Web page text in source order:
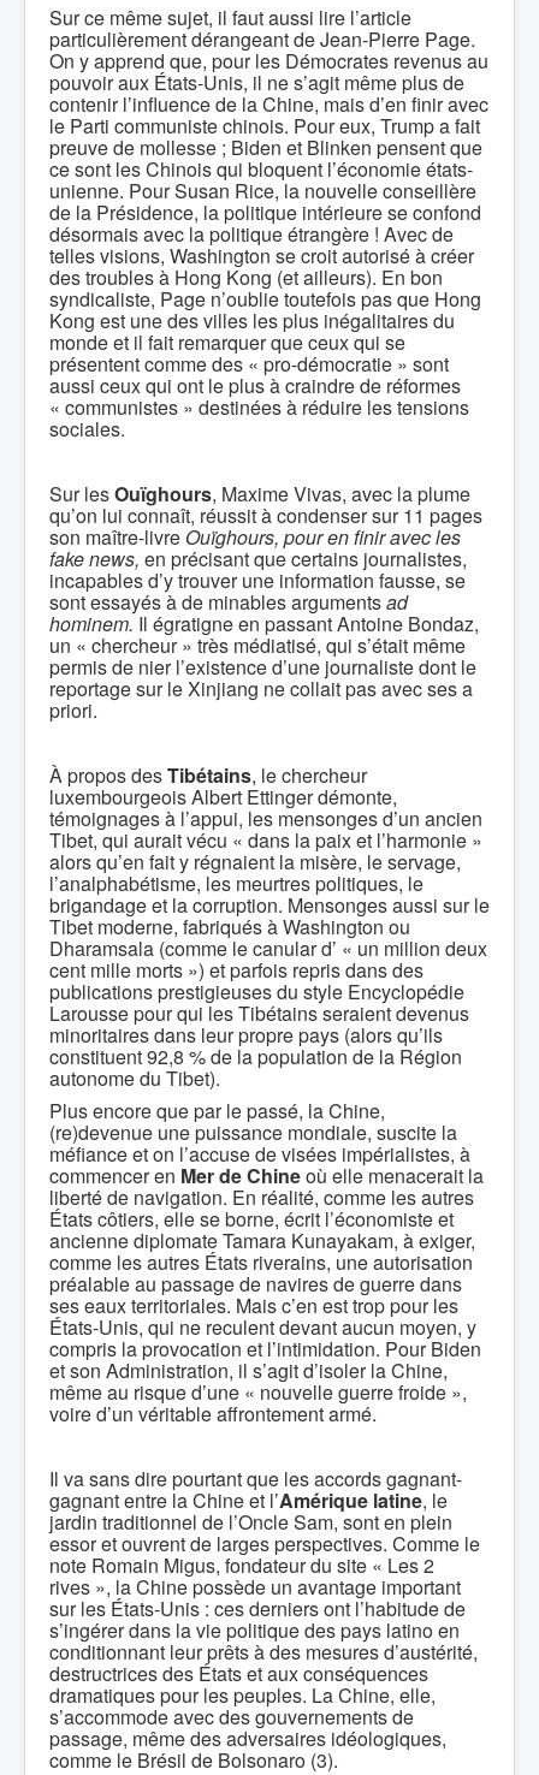
Sur ce même sujet, il faut aussi lire l’article
particulièrement dérangeant de Jean-Pierre Page.
On y apprend que, pour les Démocrates revenus au
pouvoir aux États-Unis, il ne s’agit même plus de
contenir l’influence de la Chine, mais d’en finir avec
le Parti communiste chinois. Pour eux, Trump a fait
preuve de mollesse ; Biden et Blinken pensent que
ce sont les Chinois qui bloquent l’économie états-
unienne. Pour Susan Rice, la nouvelle conseillère
de la Présidence, la politique intérieure se confond
désormais avec la politique étrangère ! Avec de
telles visions, Washington se croit autorisé à créer
des troubles à Hong Kong (et ailleurs). En bon
syndicaliste, Page n’oublie toutefois pas que Hong
Kong est une des villes les plus inégalitaires du
monde et il fait remarquer que ceux qui se
présentent comme des « pro-démocratie » sont
aussi ceux qui ont le plus à craindre de réformes
« communistes » destinées à réduire les tensions
sociales.
Sur lesOuïghours, Maxime Vivas, avec la plume
qu’on lui connaît, réussit à condenser sur 11 pages
son maître-livre Ouïghours, pour en finir avec les
fake news, en précisant que certains journalistes,
incapables d’y trouver une information fausse, se
sont essayés à de minables argumentsad
hominem. Il égratigne en passant Antoine Bondaz,
un « chercheur » très médiatisé, qui s’était même
permis de nier l’existence d’une journaliste dont le
reportage sur le Xinjiang ne collait pas avec ses a
priori.
À propos desTibétains, le chercheur
luxembourgeois Albert Ettinger démonte,
témoignages à l’appui, les mensonges d’un ancien
Tibet, qui aurait vécu « dans la paix et l’harmonie »
alors qu’en fait y régnaient la misère, le servage,
l’analphabétisme, les meurtres politiques, le
brigandage et la corruption. Mensonges aussi sur le
Tibet moderne, fabriqués à Washington ou
Dharamsala (comme le canular d’ « un million deux
cent mille morts ») et parfois repris dans des
publications prestigieuses du style Encyclopédie
Larousse pour qui les Tibétains seraient devenus
minoritaires dans leur propre pays (alors qu’ils
constituent 92,8 % de la population de la Région
autonome du Tibet).
Plus encore que par le passé, la Chine,
(re)devenue une puissance mondiale, suscite la
méfiance et on l’accuse de visées impérialistes, à
commencer en Mer de Chineoù elle menacerait la
liberté de navigation. En réalité, comme les autres
États côtiers, elle se borne, écrit l’économiste et
ancienne diplomate Tamara Kunayakam, à exiger,
comme les autres États riverains, une autorisation
préalable au passage de navires de guerre dans
ses eaux territoriales. Mais c’en est trop pour les
États-Unis, qui ne reculent devant aucun moyen, y
compris la provocation et l’intimidation. Pour Biden
et son Administration, il s’agit d’isoler la Chine,
même au risque d’une « nouvelle guerre froide »,
voire d’un véritable affrontement armé.
Il va sans dire pourtant que les accords gagnant-
gagnant entre la Chine et l’Amérique latine, le
jardin traditionnel de l’Oncle Sam, sont en plein
essor et ouvrent de larges perspectives. Comme le
note Romain Migus, fondateur du site « Les 2
rives », la Chine possède un avantage important
sur les États-Unis : ces derniers ont l’habitude de
s’ingérer dans la vie politique des pays latino en
conditionnant leur prêts à des mesures d’austérité,
destructrices des États et aux conséquences
dramatiques pour les peuples. La Chine, elle,
s’accommode avec des gouvernements de
passage, même des adversaires idéologiques,
comme le Brésil de Bolsonaro (3).